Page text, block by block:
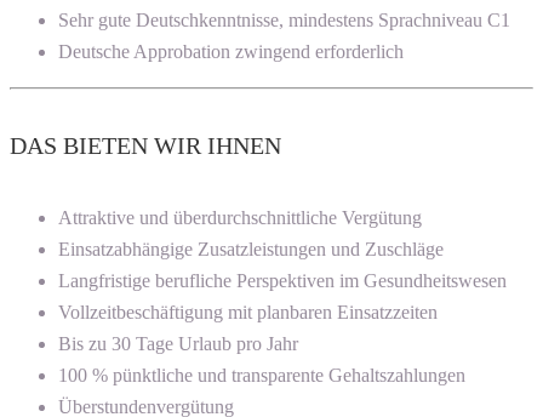
Sehr gute Deutschkenntnisse, mindestens Sprachniveau C1
Deutsche Approbation zwingend erforderlich
DAS BIETEN WIR IHNEN
Attraktive und überdurchschnittliche Vergütung
Einsatzabhängige Zusatzleistungen und Zuschläge
Langfristige berufliche Perspektiven im Gesundheitswesen
Vollzeitbeschäftigung mit planbaren Einsatzzeiten
Bis zu 30 Tage Urlaub pro Jahr
100 % pünktliche und transparente Gehaltszahlungen
Überstundenvergütung